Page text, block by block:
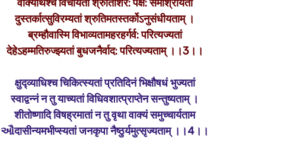
वाक्यार्थश्च विचार्यतां श्रुतिशिर: पक्ष: समाश्रीयतां
दुस्तर्कात्सुविरम्यतां श्रुतिमतस्तर्कोऽनुसंधीयताम् ।
ब्रम्हौवास्मि विभाव्यतामहरहर्गर्व: परित्यज्यतां
देहेऽहम्मतिरुज्झ्यतां बुधजनैर्वाद: परित्यज्यताम् ।।3।।
क्षुद्व्याधिश्च चिकित्स्यतां प्रतिदिनं भिक्षौषधं भुज्यतां
स्वाद्वन्नं न तु याच्यतां विधिवशात्प्राप्तेन सन्तुष्यताम् ।
शीतोष्णादि विषह्रमातां न तु वृथा वाक्यं समुच्चार्यताम
ઔदासीन्यमभीप्स्यतां जनकृपा नैष्ठुर्यमुत्सृज्यताम् ।।4।।